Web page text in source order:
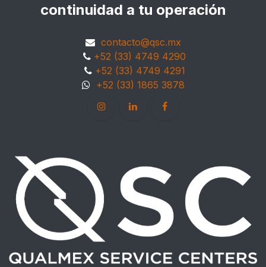
continuidad a tu operación
contacto@qsc.mx
+52 (33) 4749 4290
+52 (33) 4749 4291
+52 (33) 1865 3878